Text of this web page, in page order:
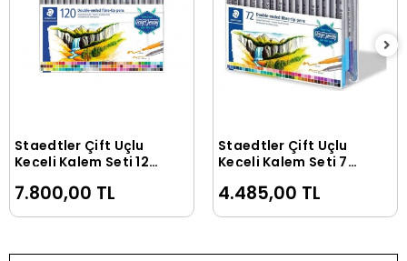
Sepete Ekle
Staedtler Çift Uçlu
Keçeli Kalem Seti 120
mm)
7.800,00 TL
Sepete Ekle
Staedtler Çift Uçlu
Keçeli Kalem Seti 72
mm)
4.485,00 TL